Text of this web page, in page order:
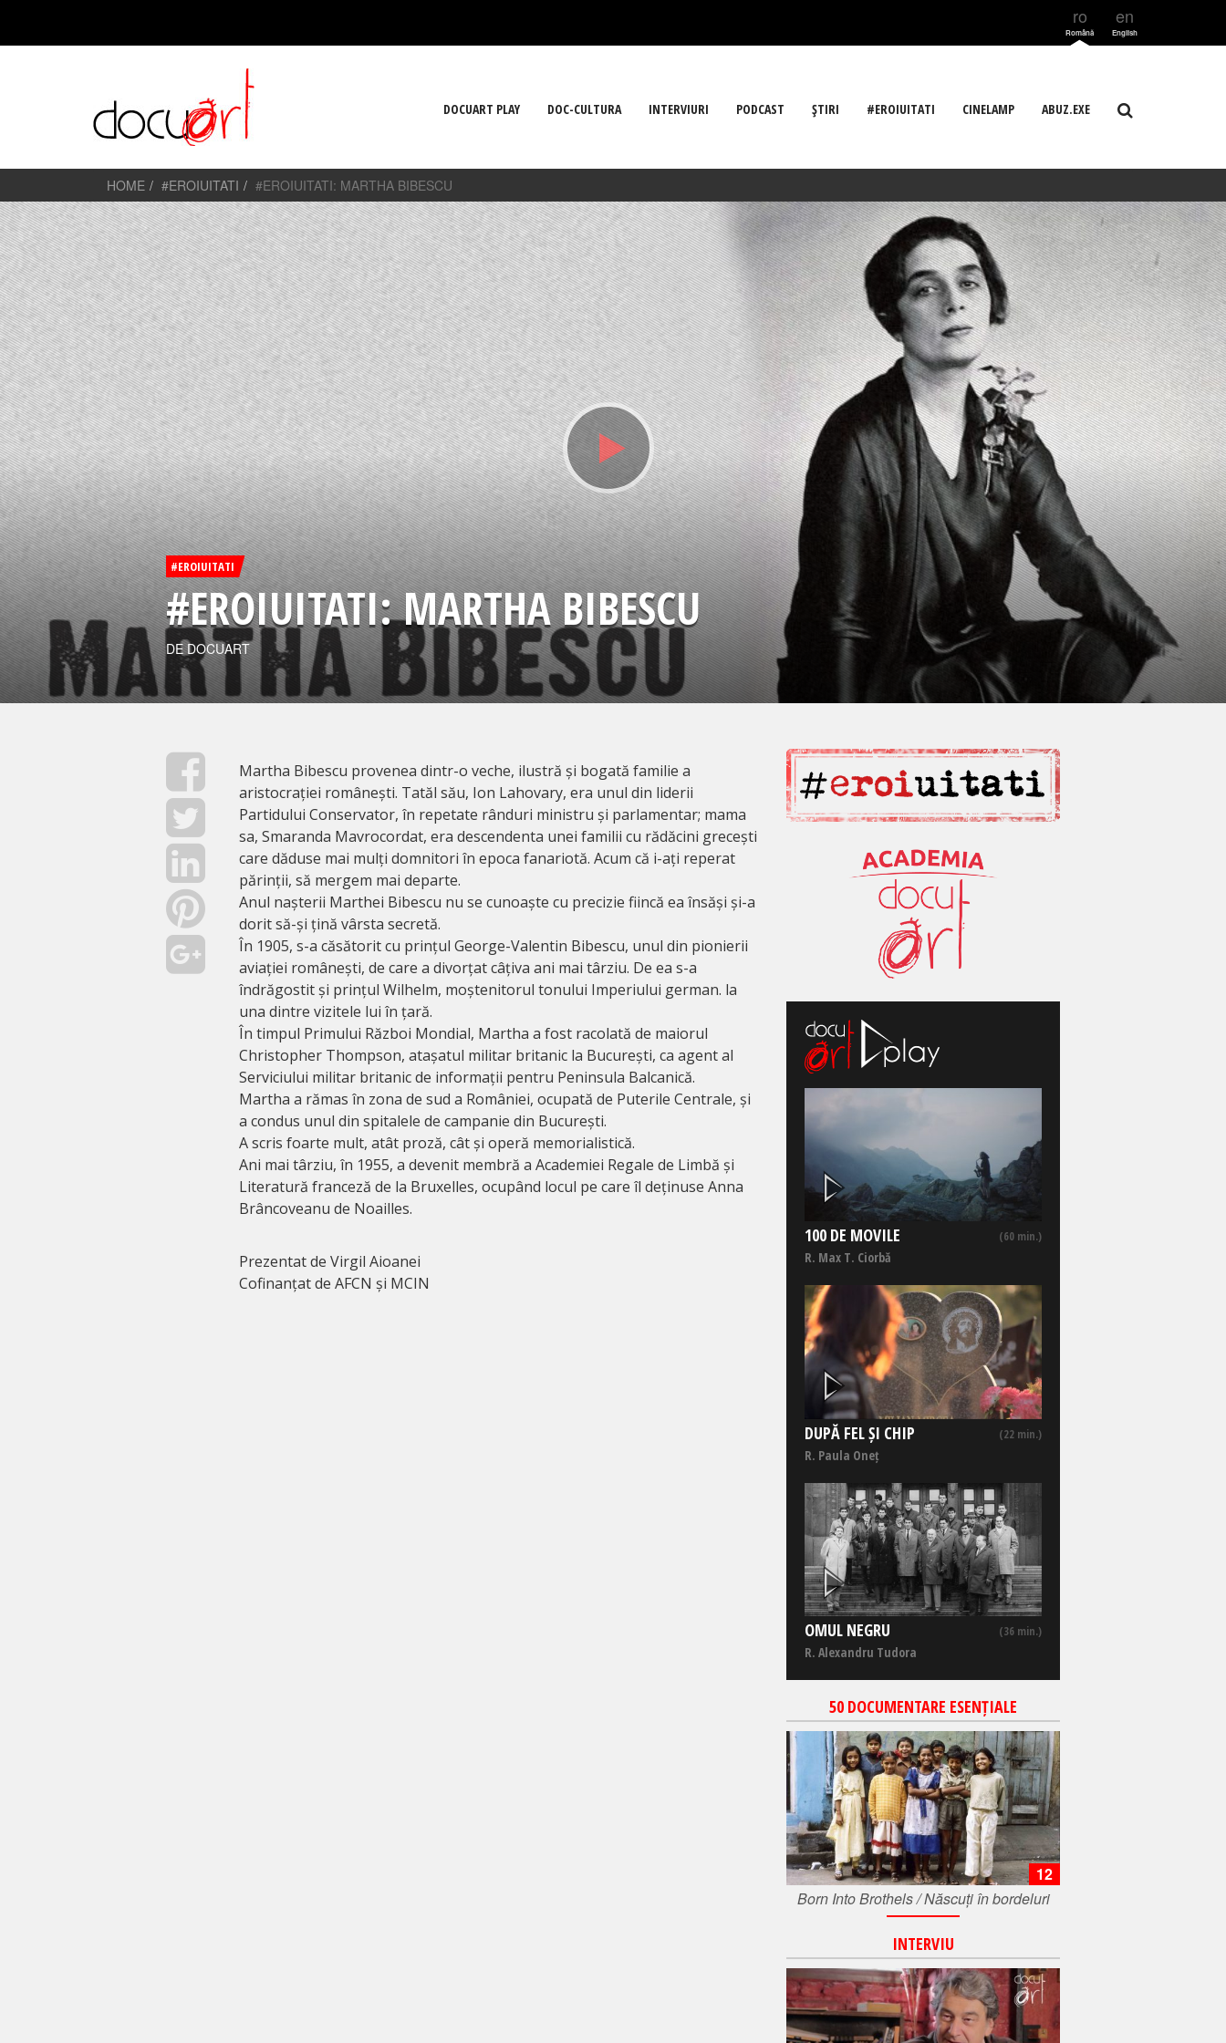
ro
Română
en
English
DOCUART PLAY DOC-CULTURA INTERVIURI PODCAST ŞTIRI #EROIUITATI CINELAMP ABUZ.EXE
HOME #EROIUITATI #EROIUITATI: MARTHA BIBESCU
#EROIUITATI
#EROIUITATI: MARTHA BIBESCU
DE DOCUART
Martha Bibescu provenea dintr-o veche, ilustră și bogată familie a
aristocrației românești. Tatăl său, Ion Lahovary, era unul din liderii
Partidului Conservator, în repetate rânduri ministru și parlamentar; mama
sa, Smaranda Mavrocordat, era descendenta unei familii cu rădăcini grecești
care dăduse mai mulți domnitori în epoca fanariotă. Acum că i-ați reperat
părinții, să mergem mai departe.
Anul nașterii Marthei Bibescu nu se cunoaște cu precizie fiincă ea însăși și-a
dorit să-și țină vârsta secretă.
În 1905, s-a căsătorit cu prințul George-Valentin Bibescu, unul din pionierii
aviației românești, de care a divorțat câțiva ani mai târziu. De ea s-a
îndrăgostit și prințul Wilhelm, moștenitorul tonului Imperiului german. la
una dintre vizitele lui în țară.
În timpul Primului Război Mondial, Martha a fost racolată de maiorul
Christopher Thompson, atașatul militar britanic la București, ca agent al
Serviciului militar britanic de informații pentru Peninsula Balcanică.
Martha a rămas în zona de sud a României, ocupată de Puterile Centrale, și
a condus unul din spitalele de campanie din București.
A scris foarte mult, atât proză, cât și operă memorialistică.
Ani mai târziu, în 1955, a devenit membră a Academiei Regale de Limbă și
Literatură franceză de la Bruxelles, ocupând locul pe care îl deținuse Anna
Brâncoveanu de Noailles.
Prezentat de Virgil Aioanei
Cofinanțat de AFCN și MCIN
100 DE MOVILE (60 min.)
R. Max T. Ciorbă
DUPĂ FEL ȘI CHIP (22 min.)
R. Paula Oneț
OMUL NEGRU (36 min.)
R. Alexandru Tudora
50 DOCUMENTARE ESENȚIALE
Born Into Brothels / Născuți în bordeluri
12
INTERVIU